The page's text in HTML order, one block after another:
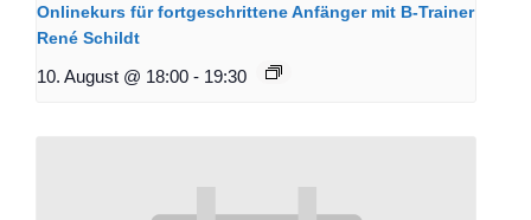
Onlinekurs für fortgeschrittene Anfänger mit B-Trainer
René Schildt
10. August @ 18:00 - 19:30